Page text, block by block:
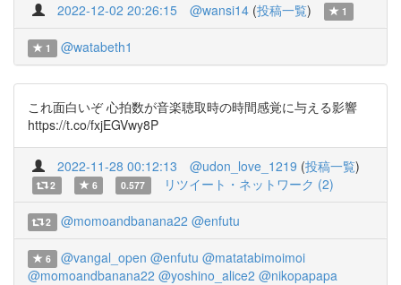
2022-12-02 20:26:15 @wansi14 (投稿一覧) 1
1 @watabeth1
これ面白いぞ 心拍数が音楽聴取時の時間感覚に与える影響
https://t.co/fxjEGVwy8P
2022-11-28 00:12:13 @udon_love_1219 (投稿一覧)
2 6 0.577 リツイート・ネットワーク (2)
2 @momoandbanana22 @enfutu
6 @vangal_open @enfutu @matatabimoimoi
@momoandbanana22 @yoshino_alice2 @nikopapapa